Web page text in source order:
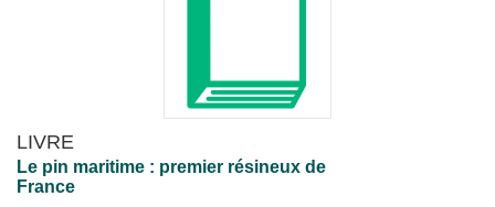
LIVRE
Le pin maritime : premier résineux de
France